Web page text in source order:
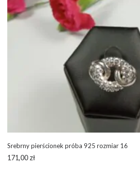
Srebrny pierścionek próba 925 rozmiar 16
171,00 zł